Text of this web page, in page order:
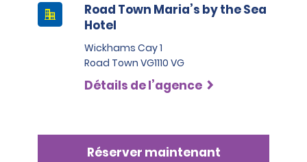
Road Town Maria’s by the Sea
Hotel
Wickhams Cay 1
Road Town VG1110 VG
Détails de l’agence
Réserver maintenant